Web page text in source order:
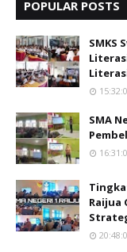
POPULAR POSTS
SMKS
SMA
Raijua